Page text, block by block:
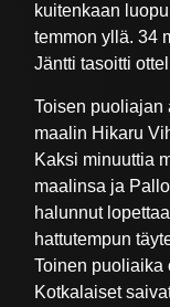
kuitenkaan
temmon yllä. 34
Jäntti tasoitti
Toisen puoliajan
maalin Hikaru
Kaksi minuuttia
maalinsa ja
halunnut
hattutempun
Toinen puoliaika
Kotkalaiset